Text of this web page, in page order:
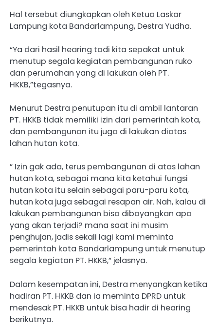
Hal tersebut diungkapkan oleh Ketua Laskar
Lampung kota Bandarlampung, Destra Yudha.
“Ya dari hasil hearing tadi kita sepakat untuk
menutup segala kegiatan pembangunan ruko
dan perumahan yang di lakukan oleh PT.
HKKB,”tegasnya.
Menurut Destra penutupan itu di ambil lantaran
PT. HKKB tidak memiliki izin dari pemerintah kota,
dan pembangunan itu juga di lakukan diatas
lahan hutan kota.
” Izin gak ada, terus pembangunan di atas lahan
hutan kota, sebagai mana kita ketahui fungsi
hutan kota itu selain sebagai paru-paru kota,
hutan kota juga sebagai resapan air. Nah, kalau di
lakukan pembangunan bisa dibayangkan apa
yang akan terjadi? mana saat ini musim
penghujan, jadis sekali lagi kami meminta
pemerintah kota Bandarlampung untuk menutup
segala kegiatan PT. HKKB,” jelasnya.
Dalam kesempatan ini, Destra menyangkan ketika
hadiran PT. HKKB dan ia meminta DPRD untuk
mendesak PT. HKKB untuk bisa hadir di hearing
berikutnya.